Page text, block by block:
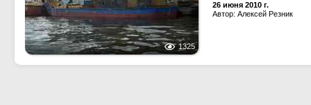
1325
26 июня 2010 г.
Автор: Алексей Резник